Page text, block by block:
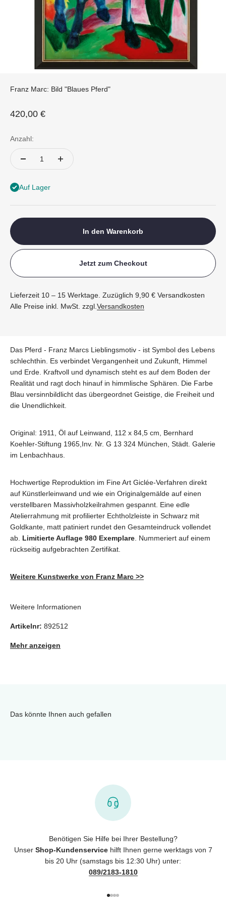
Franz Marc: Bild "Blaues Pferd"
Angebot
420,00 €
Anzahl:
Auf Lager
In den Warenkorb
Jetzt zum Checkout
Lieferzeit 10 – 15 Werktage. Zuzüglich 9,90 € Versandkosten
Alle Preise inkl. MwSt. zzgl.Versandkosten
Das Pferd - Franz Marcs Lieblingsmotiv - ist Symbol des Lebens
schlechthin. Es verbindet Vergangenheit und Zukunft, Himmel
und Erde. Kraftvoll und dynamisch steht es auf dem Boden der
Realität und ragt doch hinauf in himmlische Sphären. Die Farbe
Blau versinnbildlicht das übergeordnet Geistige, die Freiheit und
die Unendlichkeit.
Original: 1911, Öl auf Leinwand, 112 x 84,5 cm, Bernhard
Koehler-Stiftung 1965,Inv. Nr. G 13 324 München, Städt. Galerie
im Lenbachhaus.
Hochwertige Reproduktion im Fine Art Giclée-Verfahren direkt
auf Künstlerleinwand und wie ein Originalgemälde auf einen
verstellbaren Massivholzkeilrahmen gespannt. Eine edle
Atelierrahmung mit profilierter Echtholzleiste in Schwarz mit
Goldkante, matt patiniert rundet den Gesamteindruck vollendet
ab. Limitierte Auflage 980 Exemplare. Nummeriert auf einem
rückseitig aufgebrachten Zertifikat.
Weitere Kunstwerke von Franz Marc >>
Weitere Informationen
Artikelnr: 892512
Mehr anzeigen
Das könnte Ihnen auch gefallen
Benötigen Sie Hilfe bei Ihrer Bestellung?
Unser Shop-Kundenservicehilft Ihnen gerne werktags von 7
bis 20 Uhr (samstags bis 12:30 Uhr) unter:
089/2183-1810